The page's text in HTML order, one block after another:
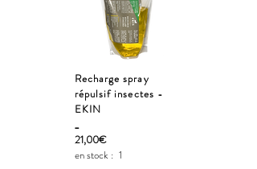
Recharge spray
répulsif insectes -
EKIN
_
21,00€
en stock : 1